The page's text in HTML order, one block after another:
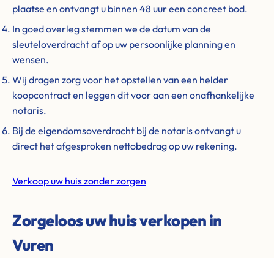
plaatse en ontvangt u binnen 48 uur een concreet bod.
In goed overleg stemmen we de datum van de
sleuteloverdracht af op uw persoonlijke planning en
wensen.
Wij dragen zorg voor het opstellen van een helder
koopcontract en leggen dit voor aan een onafhankelijke
notaris.
Bij de eigendomsoverdracht bij de notaris ontvangt u
direct het afgesproken nettobedrag op uw rekening.
Verkoop uw huis zonder zorgen
Zorgeloos uw huis verkopen in
Vuren